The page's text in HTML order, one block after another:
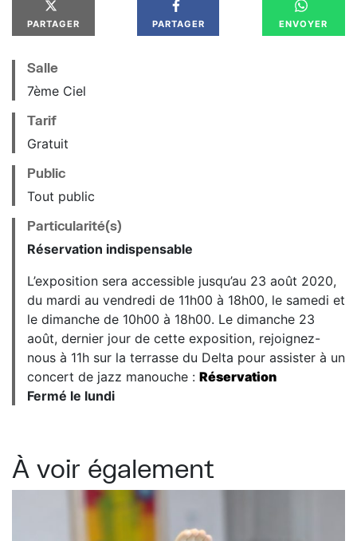
PARTAGER PARTAGER ENVOYER
Salle
7ème Ciel
Tarif
Gratuit
Public
Tout public
Particularité(s)
Réservation indispensable
L’exposition sera accessible jusqu’au 23 août 2020,
du mardi au vendredi de 11h00 à 18h00, le samedi et
le dimanche de 10h00 à 18h00. Le dimanche 23
août, dernier jour de cette exposition, rejoignez-
nous à 11h sur la terrasse du Delta pour assister à un
concert de jazz manouche : Réservation
Fermé le lundi
À voir également